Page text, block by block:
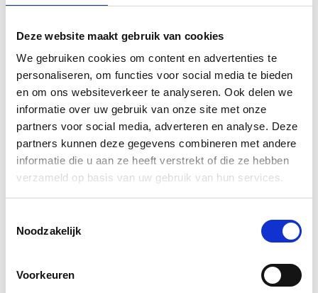
Deze website maakt gebruik van cookies
We gebruiken cookies om content en advertenties te
personaliseren, om functies voor social media te bieden
en om ons websiteverkeer te analyseren. Ook delen we
informatie over uw gebruik van onze site met onze
partners voor social media, adverteren en analyse. Deze
partners kunnen deze gegevens combineren met andere
informatie die u aan ze heeft verstrekt of die ze hebben
verzameld op basis van uw gebruik van hun services.
Noodzakelijk
Voorkeuren
Door gebruik te maken van dezelfde ingrediënten,
weleer verschilt uw kalkverf of pleisterwerk in niets
behalve de leeftijd van dat in de Sixtijnse kapel, de
Romeinse villa’s van Pompeii of de paleizen van
Alhambra.
Zij maken hun verven en mortels op bestelling voor u,
in hun atelier in Delft. Met een klein team en zonder
grote machines.
Bekijk ook onze anderemuurverven.
Downloads
Gebruiksaanwijzing LimeWash/Kalkverf (pdf)
Instructions LimeWash (pdf)